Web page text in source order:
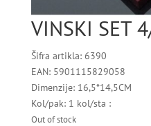
VINSKI SET
Šifra artikla: 6390
EAN: 5901115829058
Dimenzije: 16,5*14,5CM
Kol/pak: 1 kol/sta :
Out of stock